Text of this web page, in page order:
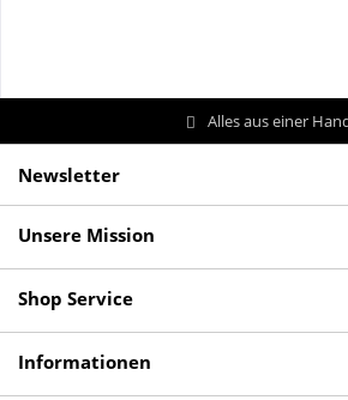
Alles aus einer
Newsletter
Unsere Mission
Shop Service
Informationen